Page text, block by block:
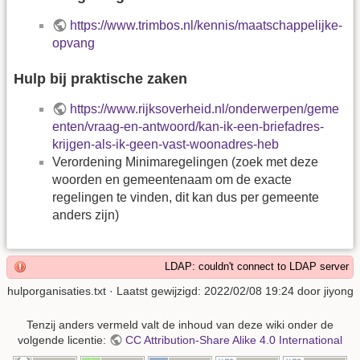
https://www.trimbos.nl/kennis/maatschappelijke-
opvang
Hulp bij praktische zaken
https://www.rijksoverheid.nl/onderwerpen/geme
enten/vraag-en-antwoord/kan-ik-een-briefadres-
krijgen-als-ik-geen-vast-woonadres-heb
Verordening Minimaregelingen (zoek met deze
woorden en gemeentenaam om de exacte
regelingen te vinden, dit kan dus per gemeente
anders zijn)
LDAP: couldn't connect to LDAP server
hulporganisaties.txt · Laatst gewijzigd: 2022/02/08 19:24 door jiyong
Tenzij anders vermeld valt de inhoud van deze wiki onder de
volgende licentie:
CC Attribution-Share Alike 4.0 International